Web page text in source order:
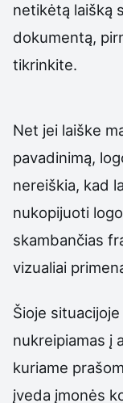
netikėtą laišką
dokumentą,
tikrinkite.
Net jei laiške
pavadinimą,
nereiškia, kad
nukopijuoti
skambančias
vizualiai
Šioje
nukreipiamas į
kuriame
įveda įmonės